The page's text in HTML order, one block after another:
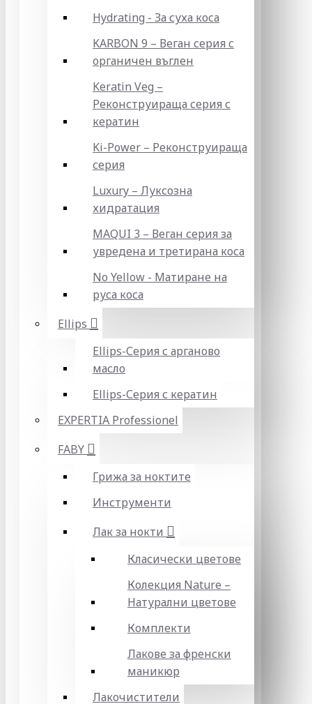
Hydrating - За суха коса
KARBON 9 – Веган серия с
органичен въглен
Keratin Veg –
Реконструираща серия с
кератин
Ki-Power – Реконструираща
серия
Luxury – Луксозна
хидратация
MAQUI 3 – Веган серия за
увредена и третирана коса
No Yellow - Матиране на
руса коса
Ellips
Ellips-Серия с арганово
масло
Ellips-Серия с кератин
EXPERTIA Professionel
FABY
Грижа за ноктите
Инструменти
Лак за нокти
Класически цветове
Колекция Nature –
Натурални цветове
Комплекти
Лакове за френски
маникюр
Лакочистители